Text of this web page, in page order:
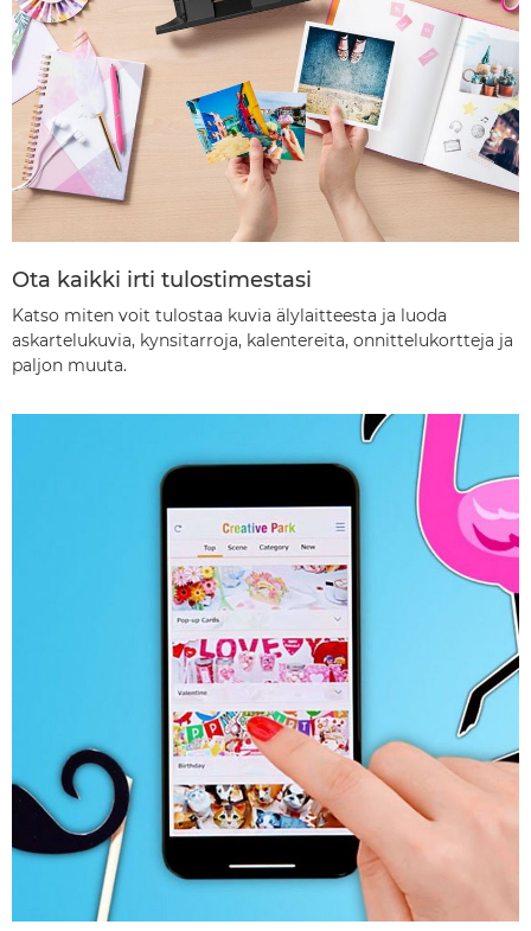
Ota kaikki irti tulostimestasi
Katso miten voit tulostaa kuvia älylaitteesta ja luoda
askartelukuvia, kynsitarroja, kalentereita, onnittelukortteja ja
paljon muuta.